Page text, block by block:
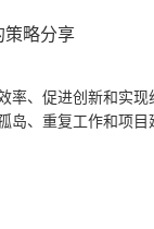
策略分享
率、促进创新和实
、重复工作和项目